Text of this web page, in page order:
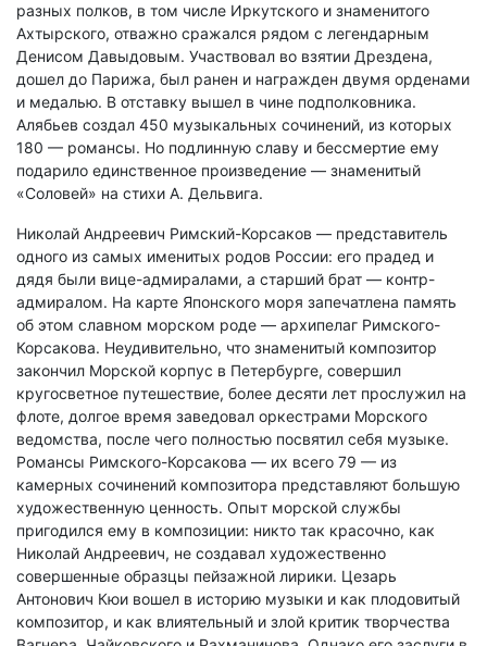
разных полков, в том числе Иркутского и знаменитого
Ахтырского, отважно сражался рядом с легендарным
Денисом Давыдовым. Участвовал во взятии Дрездена,
дошел до Парижа, был ранен и награжден двумя орденами
и медалью. В отставку вышел в чине подполковника.
Алябьев создал 450 музыкальных сочинений, из которых
180 — романсы. Но подлинную славу и бессмертие ему
подарило единственное произведение — знаменитый
«Соловей» на стихи А. Дельвига.
Николай Андреевич Римский-Корсаков — представитель
одного из самых именитых родов России: его прадед и
дядя были вице-адмиралами, а старший брат — контр-
адмиралом. На карте Японского моря запечатлена память
об этом славном морском роде — архипелаг Римского-
Корсакова. Неудивительно, что знаменитый композитор
закончил Морской корпус в Петербурге, совершил
кругосветное путешествие, более десяти лет прослужил на
флоте, долгое время заведовал оркестрами Морского
ведомства, после чего полностью посвятил себя музыке.
Романсы Римского-Корсакова — их всего 79 — из
камерных сочинений композитора представляют большую
художественную ценность. Опыт морской службы
пригодился ему в композиции: никто так красочно, как
Николай Андреевич, не создавал художественно
совершенные образцы пейзажной лирики. Цезарь
Антонович Кюи вошел в историю музыки и как плодовитый
композитор, и как влиятельный и злой критик творчества